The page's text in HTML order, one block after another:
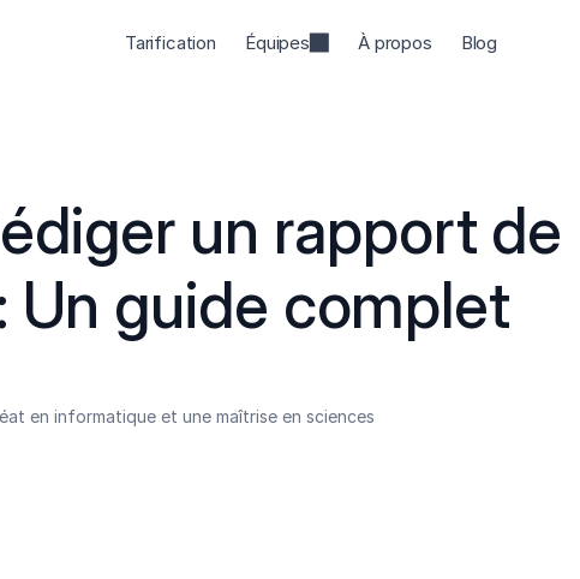
Tarification Équipes À propos Blog
un rapport de
Un guide complet
en informatique et une maîtrise en sciences